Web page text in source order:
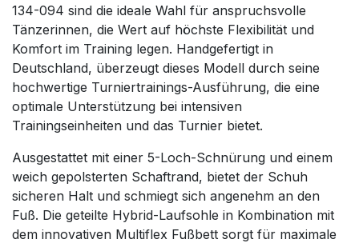
134-094 sind die ideale Wahl für anspruchsvolle
Tänzerinnen, die Wert auf höchste Flexibilität und
Komfort im Training legen. Handgefertigt in
Deutschland, überzeugt dieses Modell durch seine
hochwertige Turniertrainings-Ausführung, die eine
optimale Unterstützung bei intensiven
Trainingseinheiten und das Turnier bietet.
Ausgestattet mit einer 5-Loch-Schnürung und einem
weich gepolsterten Schaftrand, bietet der Schuh
sicheren Halt und schmiegt sich angenehm an den
Fuß. Die geteilte Hybrid-Laufsohle in Kombination mit
dem innovativen Multiflex Fußbett sorgt für maximale